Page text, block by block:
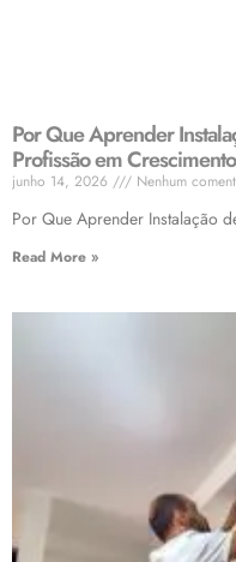
Por Que Aprender
Profissão em
junho 14, 2026 Nenhum
Por Que Aprender Instalação
Read More »